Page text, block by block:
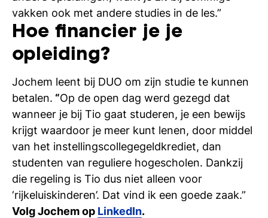
vakken ook met andere studies in de les.”
Hoe financier je je
opleiding?
Jochem leent bij DUO om zijn studie te kunnen
betalen. “Op de open dag werd gezegd dat
wanneer je bij Tio gaat studeren, je een bewijs
krijgt waardoor je meer kunt lenen, door middel
van het instellingscollegegeldkrediet, dan
studenten van reguliere hogescholen. Dankzij
die regeling is Tio dus niet alleen voor
‘rijkeluiskinderen’. Dat vind ik een goede zaak.”
Volg Jochem op LinkedIn.